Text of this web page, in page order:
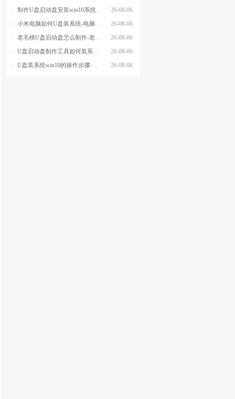
26-08-06
制作U盘启动盘安装win10系统步骤-制作U盘启动盘安装win10系统步骤
26-08-06
小米电脑如何U盘装系统-电脑怎么U盘装系统
26-08-06
老毛桃U盘启动盘怎么制作-老毛桃U盘启动盘制作步骤
26-08-06
U盘启动盘制作工具如何装系统- U盘启动盘制作工具怎么装系统
26-08-06
U盘装系统win10的操作步骤-外星人U盘装系统win10电脑